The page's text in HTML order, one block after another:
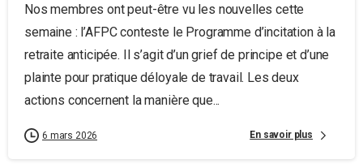
Nos membres ont peut-être vu les nouvelles cette
semaine : l’AFPC conteste le Programme d’incitation à la
retraite anticipée. Il s’agit d’un grief de principe et d’une
plainte pour pratique déloyale de travail. Les deux
actions concernent la manière que...
6 mars 2026 En savoir plus